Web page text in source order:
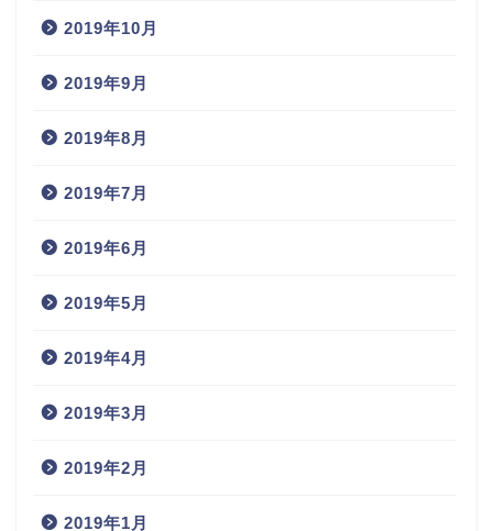
2019年10月
2019年9月
2019年8月
2019年7月
2019年6月
2019年5月
2019年4月
2019年3月
2019年2月
2019年1月